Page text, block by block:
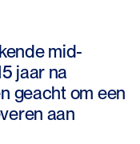
mid-
jaar na
geacht om een
aan